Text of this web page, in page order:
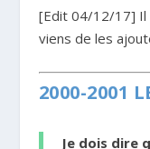
[Edit 04/12/17] Il
viens de les
2000-2001
Je dois dire